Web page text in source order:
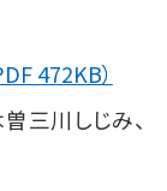
472KB）
三川しじみ、